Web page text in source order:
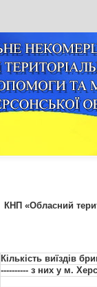
КНП «Обласний
Кількість виїздів
---------- з них у м.